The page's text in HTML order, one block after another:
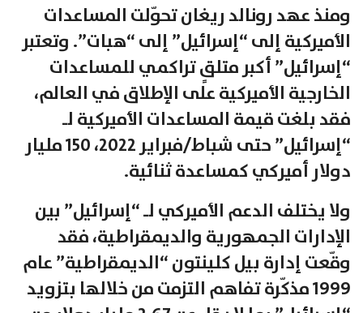
ومنذ عهد رونالد ريغان تحوّلت المساعدات
الأميركية إلى “إسرائيل” إلى “هبات”. وتعتبر
“إسرائيل” أكبر متلقٍ تراكمي للمساعدات
الخارجية الأميركية على الإطلاق في العالم،
فقد بلغت قيمة المساعدات الأميركية لـ
“إسرائيل” حتى شباط/فبراير 2022، 150 مليار
دولار أميركي كمساعدة ثنائية.
ولا يختلف الدعم الأميركي لـ “إسرائيل” بين
الإدارات الجمهورية والديمقراطية، فقد
وقّعت إدارة بيل كلينتون “الديمقراطية” عام
1999 مذكّرة تفاهم التزمت من خلالها بتزويد